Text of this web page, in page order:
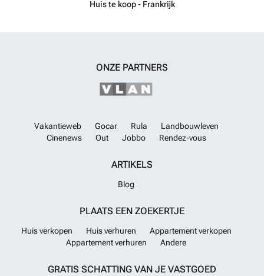
gelegen stuk grond. Bent u geïnteresseerd in deze unieke woning?
Huis te koop - Frankrijk
ONZE PARTNERS
Vakantieweb Gocar Rula
Landbouwleven
Cinenews
Out Jobbo Rendez-vous
ARTIKELS
Blog
PLAATS EEN ZOEKERTJE
Huis verkopen Huis verhuren
Appartement verkopen
Appartement verhuren
Andere
GRATIS SCHATTING VAN JE VASTGOED